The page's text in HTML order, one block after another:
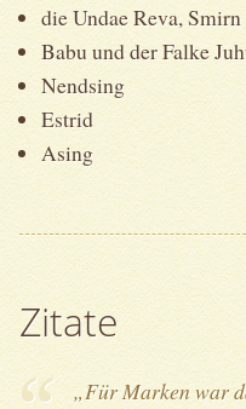
die Undae Reva,
Babu und der Falke
Nendsing
Estrid
Asing
Zitate
„Für Marken war